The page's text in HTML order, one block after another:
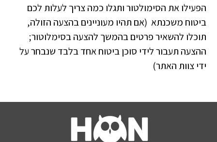
הפעילו את הסימולטור ותגלו כמה צריך לעלות לכם
ביטוח משכנתא (אם תהיו מעוניינים בהצעה הזולה,
תוכלו להשאיר פרטים בהמשך להצעה בסימלוטור;
ההצעה תעבור לידי סוכן ביטוח אחד בלבד שנבחר על
ידי צוות האתר)